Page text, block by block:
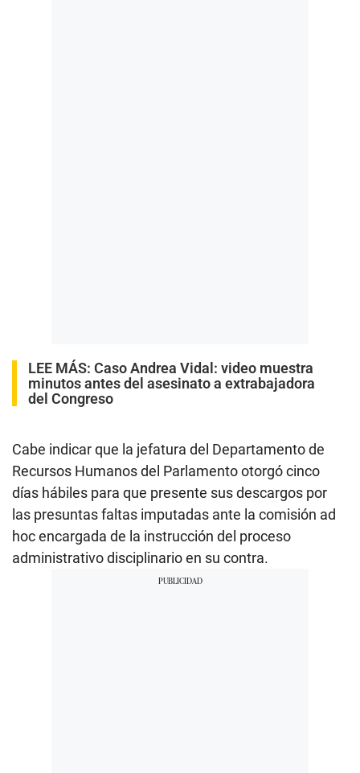
LEE MÁS: Caso Andrea Vidal: video muestra
minutos antes del asesinato a extrabajadora
del Congreso
Cabe indicar que la jefatura del Departamento de
Recursos Humanos del Parlamento otorgó cinco
días hábiles para que presente sus descargos por
las presuntas faltas imputadas ante la comisión ad
hoc encargada de la instrucción del proceso
administrativo disciplinario en su contra.